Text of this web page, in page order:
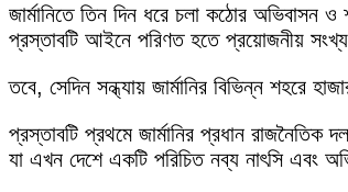
জার্মানিতে তিন দিন ধরে চলা কঠোর অভিবাসন
প্রস্তাবটি আইনে পরিণত হতে প্রয়োজনীয়
তবে, সেদিন সন্ধ্যায় জার্মানির বিভিন্ন শহরে
প্রস্তাবটি প্রথমে জার্মানির প্রধান
যা এখন দেশে একটি পরিচিত নব্য নাৎসি এবং